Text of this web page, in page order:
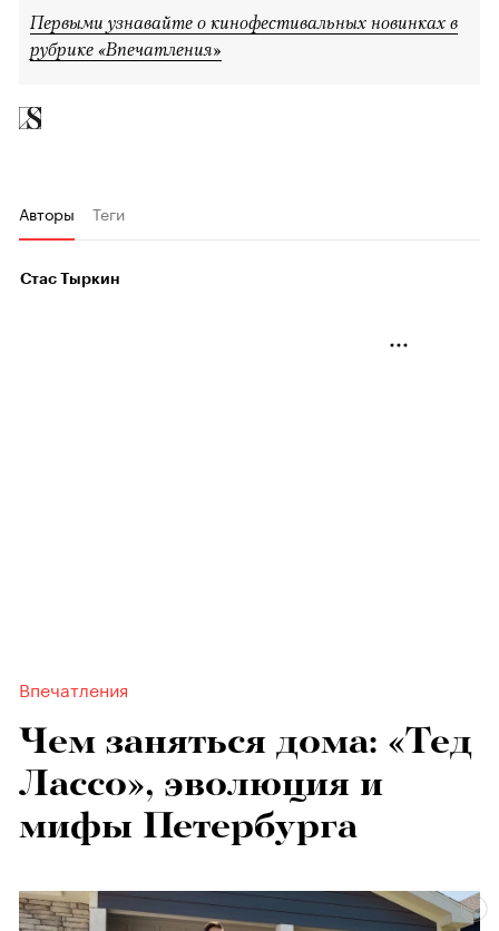
Первыми узнавайте о кинофестивальных новинках в
рубрике «Впечатления»
Авторы Теги
Стас Тыркин
Впечатления
Чем заняться дома: «Тед
Лассо», эволюция и
мифы Петербурга